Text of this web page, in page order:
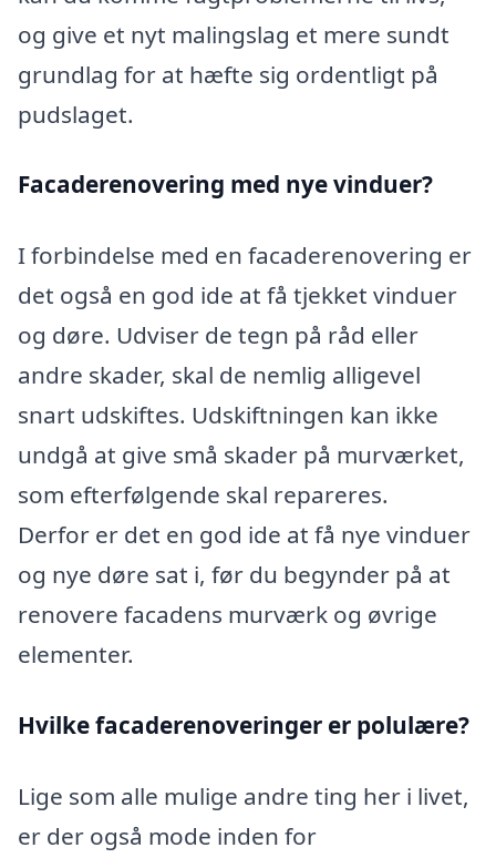
og give et nyt malingslag et mere sundt
grundlag for at hæfte sig ordentligt på
pudslaget.
Facaderenovering med nye vinduer?
I forbindelse med en facaderenovering er
det også en god ide at få tjekket vinduer
og døre. Udviser de tegn på råd eller
andre skader, skal de nemlig alligevel
snart udskiftes. Udskiftningen kan ikke
undgå at give små skader på murværket,
som efterfølgende skal repareres.
Derfor er det en god ide at få nye vinduer
og nye døre sat i, før du begynder på at
renovere facadens murværk og øvrige
elementer.
Hvilke facaderenoveringer er polulære?
Lige som alle mulige andre ting her i livet,
er der også mode inden for